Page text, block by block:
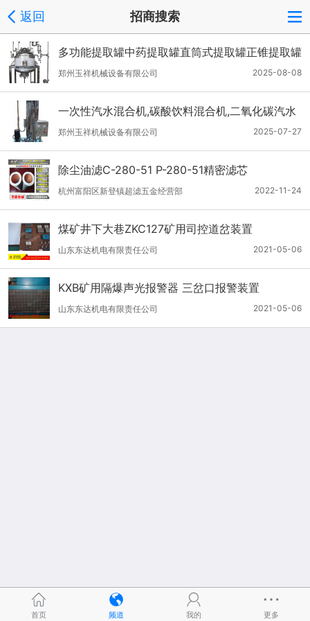
返回 招商搜索
多功能提取罐中药提取罐直筒式提取罐正锥提取罐
玉祥
2025-08-08
郑州玉祥机械设备有限公司
一次性汽水混合机,碳酸饮料混合机,二氧化碳汽水
混合机厂家玉祥
2025-07-27
郑州玉祥机械设备有限公司
除尘油滤C-280-51 P-280-51精密滤芯
2022-11-24
杭州富阳区新登镇超滤五金经营部
煤矿井下大巷ZKC127矿用司控道岔装置
2021-05-06
山东东达机电有限责任公司
KXB矿用隔爆声光报警器 三岔口报警装置
2021-05-06
山东东达机电有限责任公司
首页 频道 我的 更多